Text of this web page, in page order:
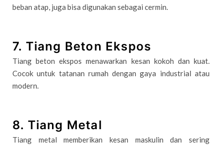
beban atap, juga bisa digunakan sebagai cermin.
7. Tiang Beton Ekspos
Tiang beton ekspos menawarkan kesan kokoh dan kuat.
Cocok untuk tatanan rumah dengan gaya industrial atau
modern.
8. Tiang Metal
Tiang metal memberikan kesan maskulin dan sering